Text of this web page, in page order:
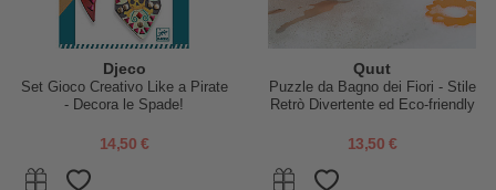
Djeco
Set Gioco Creativo Like a Pirate
- Decora le Spade!
14,50 €
Quut
Puzzle da Bagno dei Fiori - Stile
Retrò Divertente ed Eco-friendly
13,50 €